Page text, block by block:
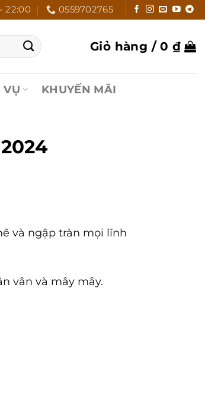
22:00 0559702765
Giỏ hàng /0₫
VỤ KHUYẾN MÃI
và ngập tràn mọi lĩnh
vân và mây mây.